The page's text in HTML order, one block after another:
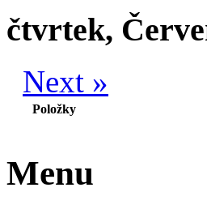
čtvrtek,
Next »
Položky
Menu